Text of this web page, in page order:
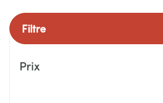
Filtre
Prix